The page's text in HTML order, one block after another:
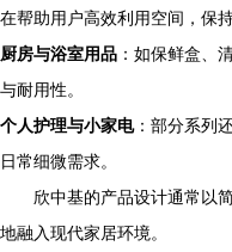
在帮助用户高效利用空间，保
厨房与浴室用品 ：如保鲜盒、
与耐用性。
个人护理与小家电：部分系列
日常细微需求。
欣中基的产品设计通常以
地融入现代家居环境。